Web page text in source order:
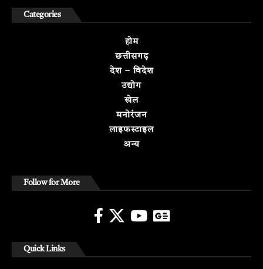
Categories
होम
छत्तीसगढ़
देश – विदेश
उद्योग
खेल
मनोरंजन
लाइफस्टाइल
अन्य
Follow for More
Quick Links